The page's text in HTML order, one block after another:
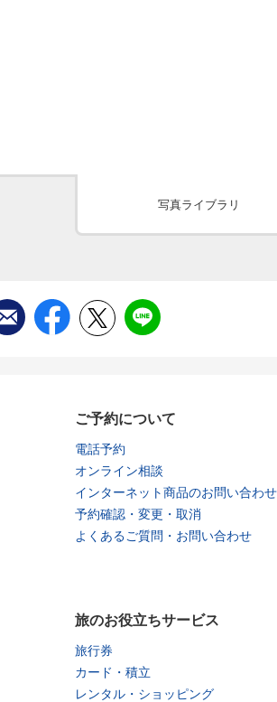
写真ライブラリ
ご予約について
電話予約
オンライン相談
インターネット商品のお問い合わせ
予約確認・変更・取消
よくあるご質問・お問い合わせ
旅のお役立ちサービス
旅行券
カード・積立
レンタル・ショッピング